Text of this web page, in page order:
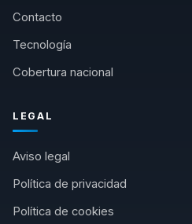
Contacto
Tecnología
Cobertura nacional
LEGAL
Aviso legal
Política de privacidad
Política de cookies